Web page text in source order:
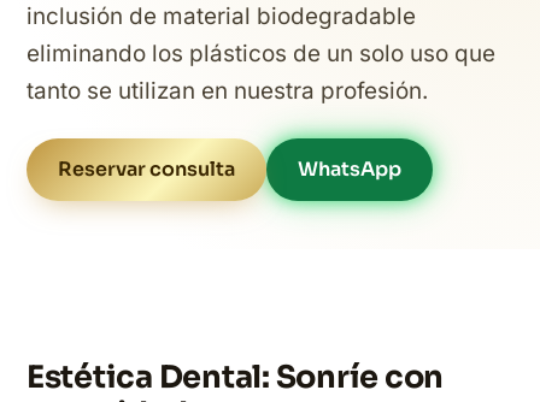
inclusión de material biodegradable
eliminando los plásticos de un solo uso que
tanto se utilizan en nuestra profesión.
Reservar consulta WhatsApp
Estética Dental: Sonríe con